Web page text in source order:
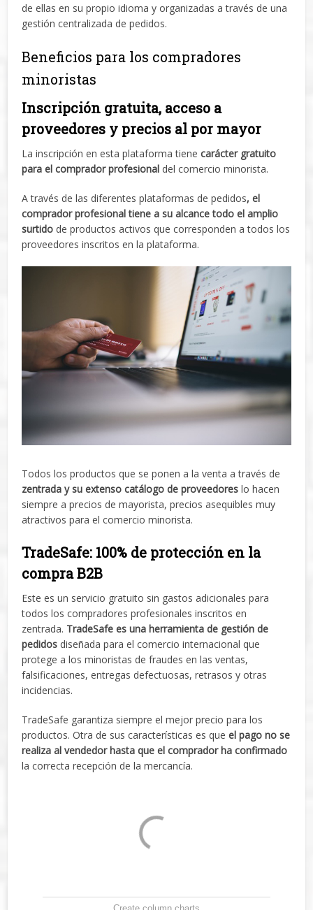
de ellas en su propio idioma y organizadas a través de una
gestión centralizada de pedidos.
Beneficios para los compradores
minoristas
Inscripción gratuita, acceso a
proveedores y precios al por mayor
La inscripción en esta plataforma tienecarácter gratuito
para el comprador profesional del comercio minorista.
A través de las diferentes plataformas de pedidos, el
comprador profesional tiene a su alcance todo el amplio
surtido de productos activos que corresponden a todos los
proveedores inscritos en la plataforma.
Todos los productos que se ponen a la venta a través de
zentrada y su extenso catálogo de proveedores lo hacen
siempre a precios de mayorista, precios asequibles muy
atractivos para el comercio minorista.
TradeSafe: 100% de protección en la
compra B2B
Este es un servicio gratuito sin gastos adicionales para
todos los compradores profesionales inscritos en
zentrada. TradeSafe es una herramienta de gestión de
pedidos diseñada para el comercio internacional que
protege a los minoristas de fraudes en las ventas,
falsificaciones, entregas defectuosas, retrasos y otras
incidencias.
TradeSafe garantiza siempre el mejor precio para los
productos. Otra de sus características es queel pago no se
realiza al vendedor hasta que el comprador ha confirmado
la correcta recepción de la mercancía.